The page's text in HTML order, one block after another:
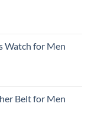
Watch for Men
Belt for Men